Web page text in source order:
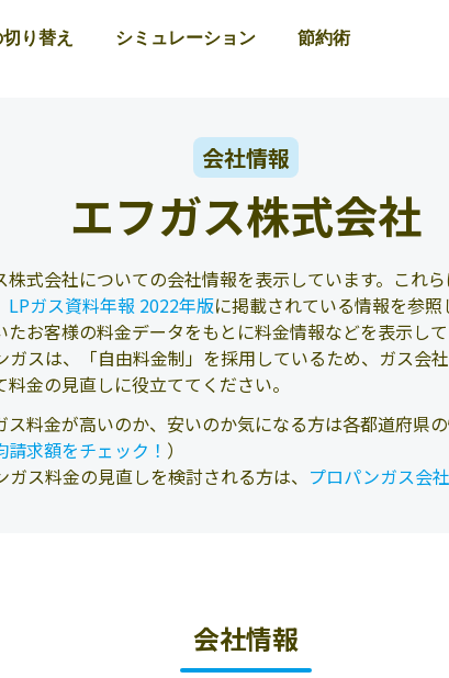
り替え シミュレーション 節約術
会社情報
エフガス株式会社
株式会社についての会社情報を表示しています。これ
LPガス資料年報 2022年版に掲載されている情報を参
たお客様の料金データをもとに料金情報などを表示して
ガスは、「自由料金制」を採用しているため、ガス会
料金の見直しに役立ててください。
ス料金が高いのか、安いのか気になる方は各都道府県
請求額をチェック！ ）
ガス料金の見直しを検討される方は、 プロパンガス会
会社情報